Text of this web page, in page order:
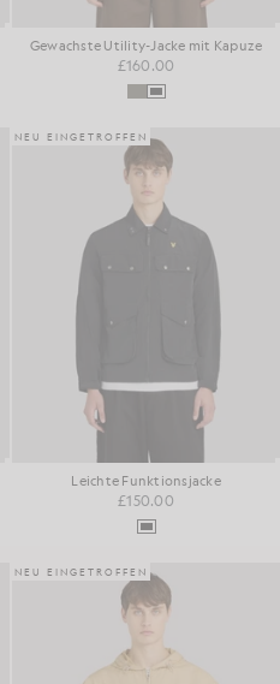
Gewachste Utility-Jacke mit Kapuze
£160.00
NEU EINGETROFFEN
Leichte Funktionsjacke
£150.00
NEU EINGETROFFEN